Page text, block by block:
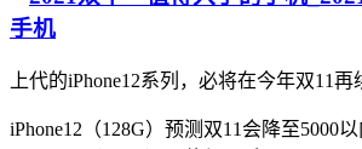
上代的iPhone12系列，必将在今年双11再
iPhone12（128G）预测双11会降至5000